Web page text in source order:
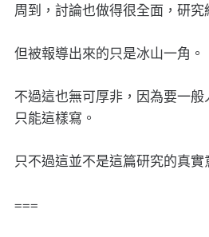
周到，討論也做得很全面，研究
但被報導出來的只是冰山一角。
不過這也無可厚非，因為要一
只能這樣寫。
只不過這並不是這篇研究的真實
===